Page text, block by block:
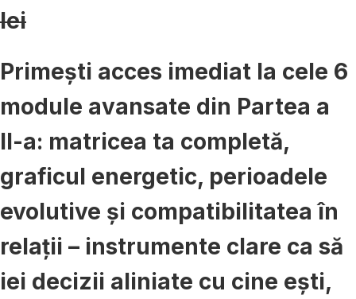
lei
Primești acces imediat la cele 6
module avansate din Partea a
II-a: matricea ta completă,
graficul energetic, perioadele
evolutive și compatibilitatea în
relații – instrumente clare ca să
iei decizii aliniate cu cine ești,